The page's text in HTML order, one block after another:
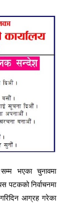
भएका चुनावमा
पटकको निर्वाचनमा
आग्रह गरेका